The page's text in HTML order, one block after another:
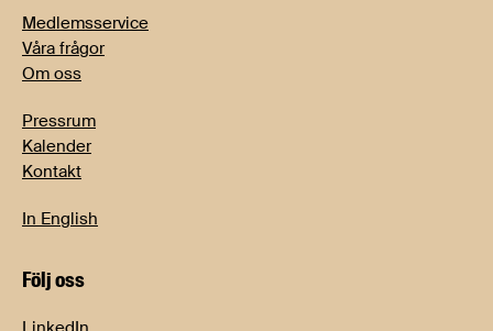
Medlemsservice
Våra frågor
Om oss
Pressrum
Kalender
Kontakt
In English
Följ oss